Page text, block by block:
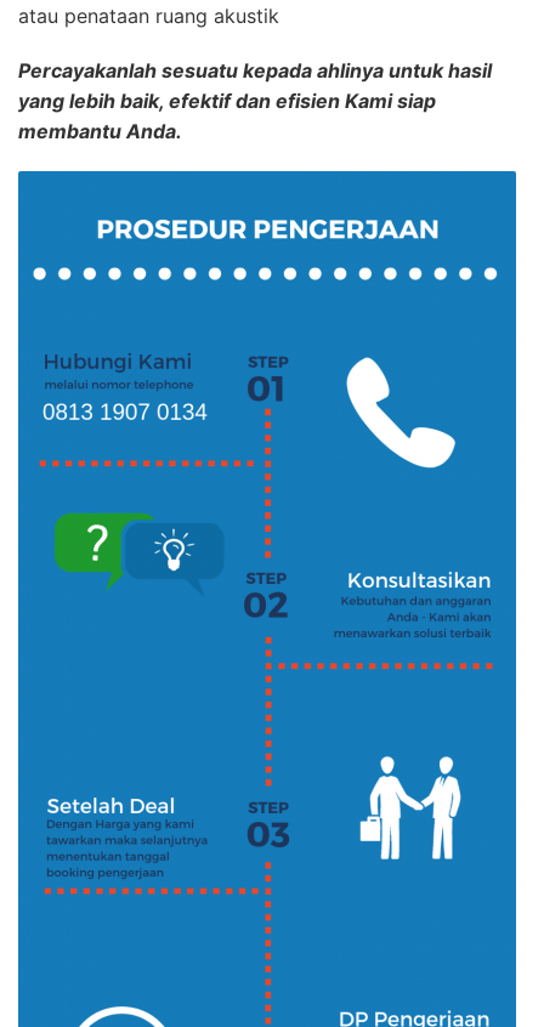
atau penataan ruang akustik
Percayakanlah sesuatu kepada ahlinya untuk hasil
yang lebih baik, efektif dan efisien Kami siap
membantu Anda.